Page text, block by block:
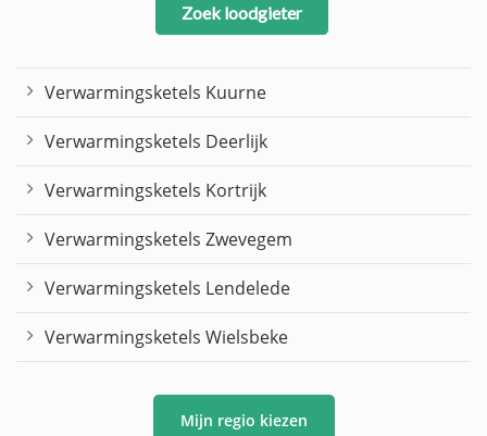
Zoek loodgieter
Verwarmingsketels Kuurne
Verwarmingsketels Deerlijk
Verwarmingsketels Kortrijk
Verwarmingsketels Zwevegem
Verwarmingsketels Lendelede
Verwarmingsketels Wielsbeke
Mijn regio kiezen